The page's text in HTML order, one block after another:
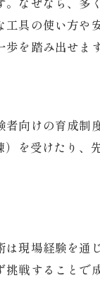
具の使い方や
を踏み出せます
向けの育成制
を受けたり、
現場経験を通
戦することで